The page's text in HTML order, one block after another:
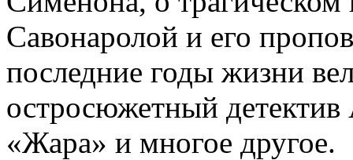
Савонаролой и его
последние годы жизни
остросюжетный детектив
«Жара» и многое другое.